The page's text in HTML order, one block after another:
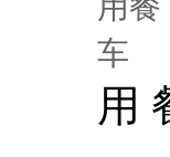
车
用